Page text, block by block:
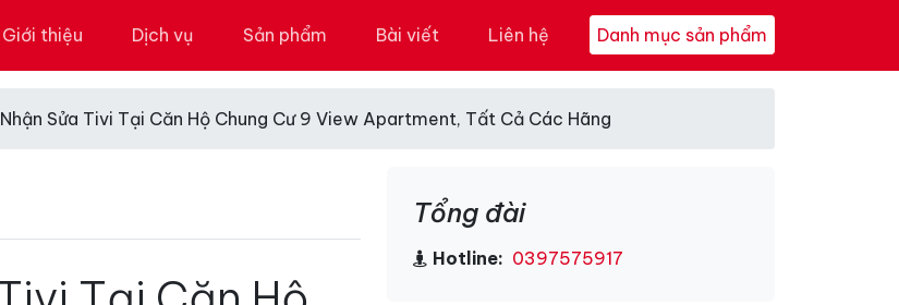
Giới thiệu Dịch vụ Sản phẩm Bài viết Liên hệ Danh mục sản phẩm
Sửa Tivi Tại Căn Hộ Chung Cư 9 View Apartment, Tất Cả Các Hãng
Tổng đài
Hotline: 0397575917